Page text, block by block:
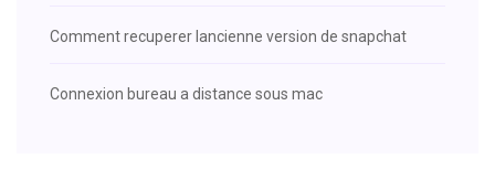
Comment recuperer lancienne version de snapchat
Connexion bureau a distance sous mac